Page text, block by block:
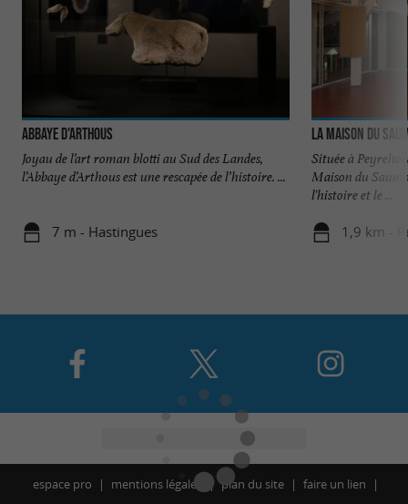
Abbaye d'Arthous
Joyau de l’art roman blotti au Sud des Landes,
l’Abbaye d’Arthous est une rescapée de l’histoire. ...
7 m - Hastingues
La Maison du
Située à
Maison du
l'histoire et le ...
1,9 km -
espace pro mentions légales plan du site faire un lien